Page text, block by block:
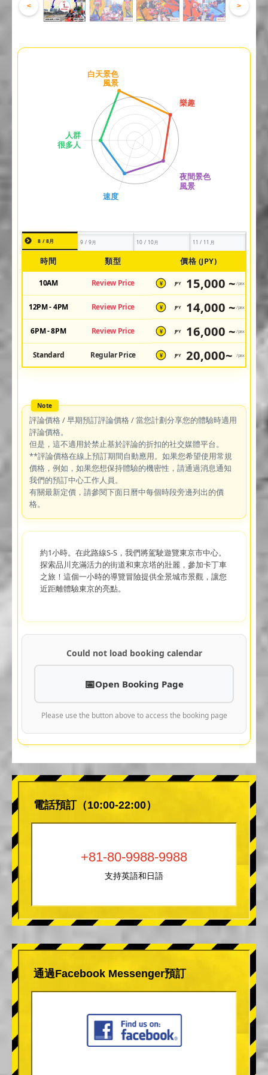
< >
8 / 8月 9 / 9月 10 / 10月 11 / 11月
時間 類型 價格 (JPY)
10AM Review Price ¥ JPY 15,000 ~ /pax
12PM - 4PM Review Price ¥ JPY 14,000 ~ /pax
6PM - 8PM Review Price ¥ JPY 16,000 ~ /pax
Standard Regular Price ¥ JPY 20,000~ /pax
評論價格 / 早期預訂評論價格 / 當您計劃分享您的體驗時適用
評論價格。
但是，這不適用於禁止基於評論的折扣的社交媒體平台。
**評論價格在線上預訂期間自動應用。如果您希望使用常規
價格，例如，如果您想保持體驗的機密性，請通過消息通知
我們的預訂中心工作人員。
有關最新定價，請參閱下面日曆中每個時段旁邊列出的價
格。
約1小時。在此路線S-S，我們將駕駛遊覽東京市中心。
探索品川充滿活力的街道和東京塔的壯麗，參加卡丁車
之旅！這個一小時的導覽冒險提供全景城市景觀，讓您
近距離體驗東京的亮點。
Could not load booking calendar
Open Booking Page
Please use the button above to access the booking page
電話預訂（10:00-22:00）
+81-80-9988-9988
支持英語和日語
通過Facebook Messenger預訂